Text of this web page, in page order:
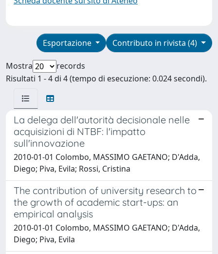
Contributo in rivista (4)
Esportazione
Mostra
records
Risultati 1 - 4 di 4 (tempo di esecuzione: 0.024 secondi).
La delega dell'autorità decisionale nelle
acquisizioni di NTBF: l'impatto
sull'innovazione
2010-01-01 Colombo, MASSIMO GAETANO; D'Adda,
Diego; Piva, Evila; Rossi, Cristina
The contribution of university research to
the growth of academic start-ups: an
empirical analysis
2010-01-01 Colombo, MASSIMO GAETANO; D'Adda,
Diego; Piva, Evila